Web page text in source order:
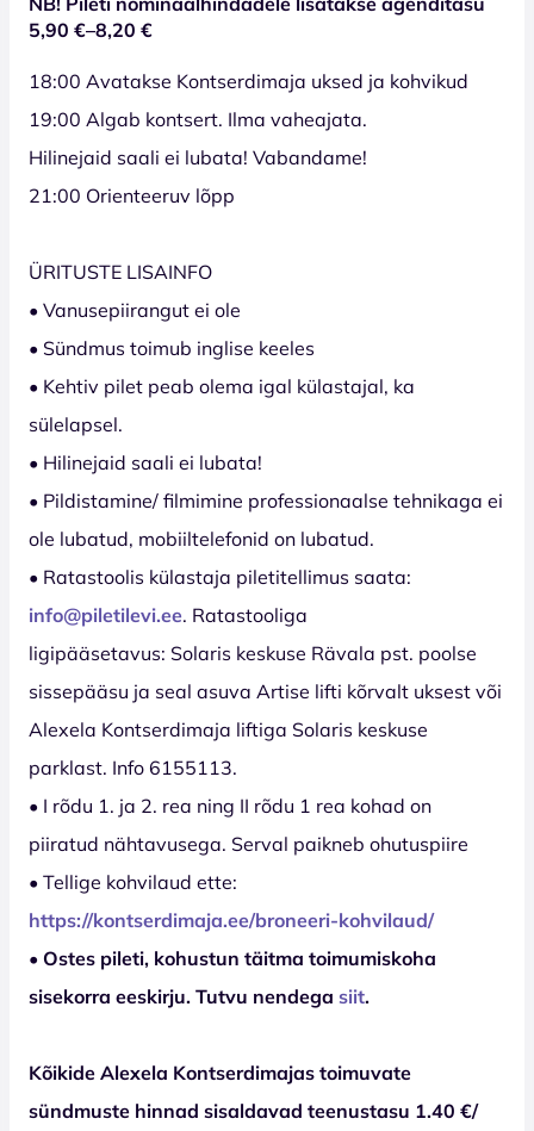
5,90 €–8,20 €
18:00 Avatakse Kontserdimaja uksed ja kohvikud
19:00 Algab kontsert. Ilma vaheajata.
Hilinejaid saali ei lubata! Vabandame!
21:00 Orienteeruv lõpp
ÜRITUSTE LISAINFO
• Vanusepiirangut ei ole
• Sündmus toimub inglise keeles
• Kehtiv pilet peab olema igal külastajal, ka
sülelapsel.
• Hilinejaid saali ei lubata!
• Pildistamine/ filmimine professionaalse tehnikaga ei
ole lubatud, mobiiltelefonid on lubatud.
• Ratastoolis külastaja piletitellimus saata:
info@piletilevi.ee. Ratastooliga
ligipääsetavus: Solaris keskuse Rävala pst. poolse
sissepääsu ja seal asuva Artise lifti kõrvalt uksest või
Alexela Kontserdimaja liftiga Solaris keskuse
parklast. Info 6155113.
• I rõdu 1. ja 2. rea ning II rõdu 1 rea kohad on
piiratud nähtavusega. Serval paikneb ohutuspiire
• Tellige kohvilaud ette:
https://kontserdimaja.ee/broneeri-kohvilaud/
• Ostes pileti, kohustun täitma toimumiskoha
sisekorra eeskirju. Tutvu nendega siit.
Kõikide Alexela Kontserdimajas toimuvate
sündmuste hinnad sisaldavad teenustasu 1.40 €/